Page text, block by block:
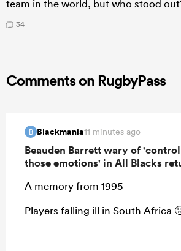
team in the world, but who stood
34
Comments on RugbyPass
B Blackmania11 minutes ago
Beauden Barrett wary of
those emotions' in All Blacks
A memory from 1995
Players falling ill in South Africa